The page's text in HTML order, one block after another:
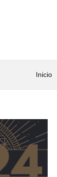
Inicio